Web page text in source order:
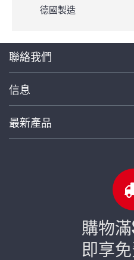
德國製造
聯絡我們
信息
最新產品
購物滿
即享